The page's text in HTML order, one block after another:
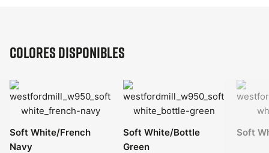
Colores disponibles
Soft White/French
Navy
Soft White/Bottle
Green
Soft